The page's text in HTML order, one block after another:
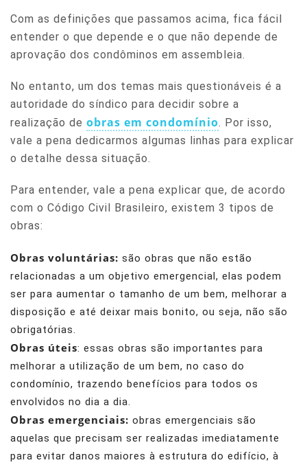
Com as definições que passamos acima, fica fácil
entender o que depende e o que não depende de
aprovação dos condôminos em assembleia.
No entanto, um dos temas mais questionáveis é a
autoridade do síndico para decidir sobre a
realização de obras em condomínio. Por isso,
vale a pena dedicarmos algumas linhas para explicar
o detalhe dessa situação.
Para entender, vale a pena explicar que, de acordo
com o Código Civil Brasileiro, existem 3 tipos de
obras:
Obras voluntárias: são obras que não estão
relacionadas a um objetivo emergencial, elas podem
ser para aumentar o tamanho de um bem, melhorar a
disposição e até deixar mais bonito, ou seja, não são
obrigatórias.
Obras úteis: essas obras são importantes para
melhorar a utilização de um bem, no caso do
condomínio, trazendo benefícios para todos os
envolvidos no dia a dia.
Obras emergenciais: obras emergenciais são
aquelas que precisam ser realizadas imediatamente
para evitar danos maiores à estrutura do edifício, à